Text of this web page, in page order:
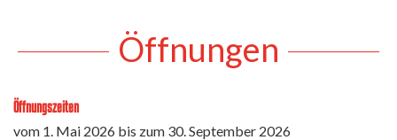
Öffnungen
Öffnungszeiten
vom 1. Mai 2026 bis zum 30. September 2026